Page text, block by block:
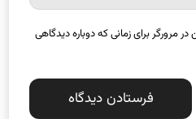
مرورگر برای زمانی که دوباره دیدگاهی